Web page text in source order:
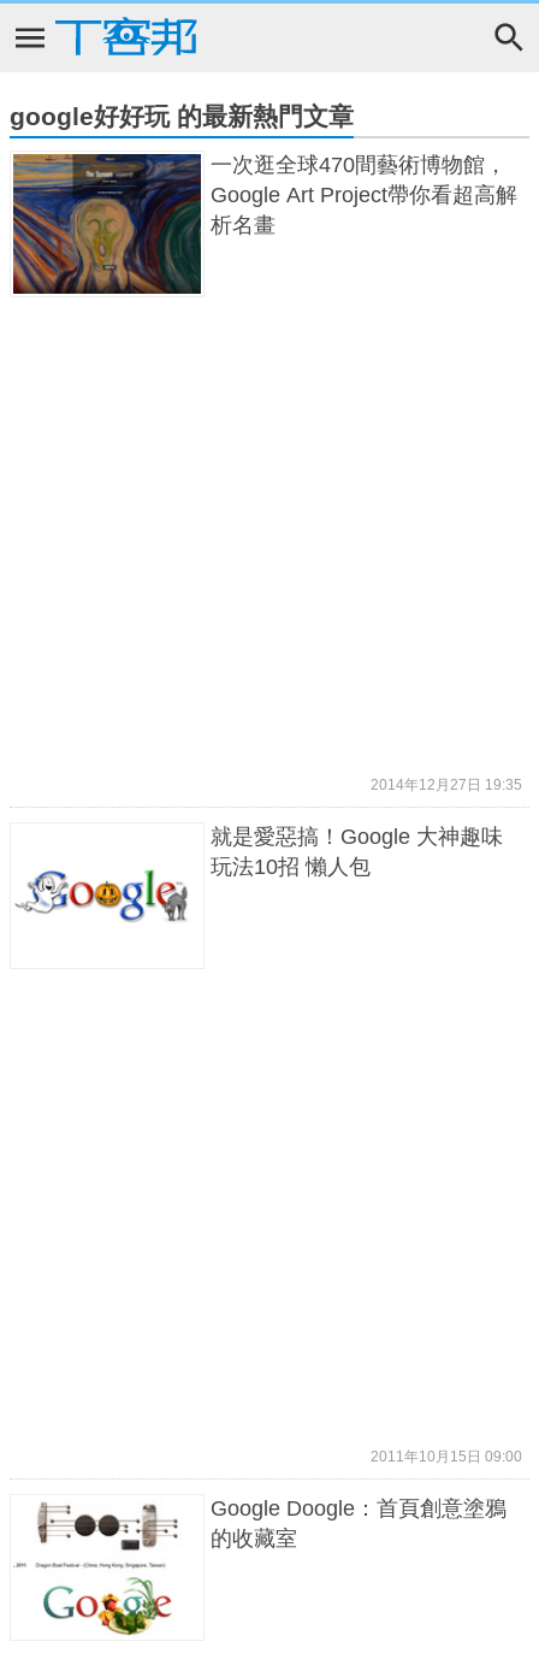
google好好玩 的最新熱門文章
一次逛全球470間藝術博物館，
Google Art Project帶你看超高解
析名畫
2014年12月27日 19:35
就是愛惡搞！Google 大神趣味
玩法10招 懶人包
2011年10月15日 09:00
Google Doogle：首頁創意塗鴉
的收藏室